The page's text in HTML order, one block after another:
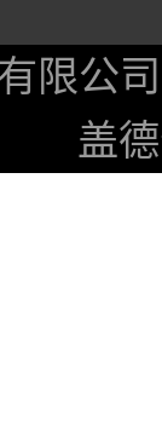
限公司
盖